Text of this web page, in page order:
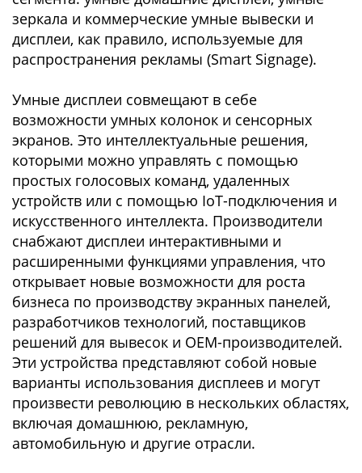
зеркала и коммерческие умные вывески и
дисплеи, как правило, используемые для
распространения рекламы (Smart Signage).
Умные дисплеи совмещают в себе
возможности умных колонок и сенсорных
экранов. Это интеллектуальные решения,
которыми можно управлять с помощью
простых голосовых команд, удаленных
устройств или с помощью IoT-подключения и
искусственного интеллекта. Производители
снабжают дисплеи интерактивными и
расширенными функциями управления, что
открывает новые возможности для роста
бизнеса по производству экранных панелей,
разработчиков технологий, поставщиков
решений для вывесок и OEM-производителей.
Эти устройства представляют собой новые
варианты использования дисплеев и могут
произвести революцию в нескольких областях,
включая домашнюю, рекламную,
автомобильную и другие отрасли.